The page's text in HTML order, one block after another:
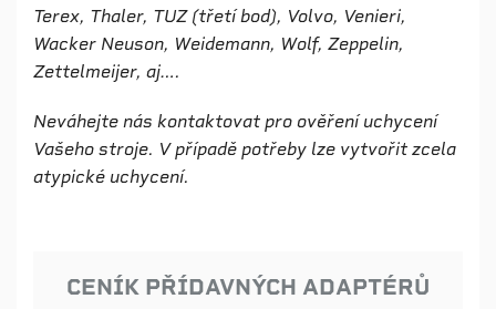
Terex, Thaler, TUZ (třetí bod), Volvo, Venieri,
Wacker Neuson, Weidemann, Wolf, Zeppelin,
Zettelmeijer, aj….
Neváhejte nás kontaktovat pro ověření uchycení
Vašeho stroje. V případě potřeby lze vytvořit zcela
atypické uchycení.
CENÍK PŘÍDAVNÝCH ADAPTÉRŮ